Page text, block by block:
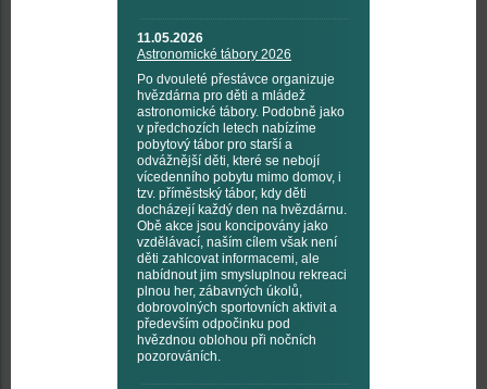
11.05.2026
Astronomické tábory 2026
Po dvouleté přestávce organizuje
hvězdárna pro děti a mládež
astronomické tábory. Podobně jako
v předchozích letech nabízíme
pobytový tábor pro starší a
odvážnější děti, které se nebojí
vícedenního pobytu mimo domov, i
tzv. příměstský tábor, kdy děti
docházejí každý den na hvězdárnu.
Obě akce jsou koncipovány jako
vzdělávací, naším cílem však není
děti zahlcovat informacemi, ale
nabídnout jim smysluplnou rekreaci
plnou her, zábavných úkolů,
dobrovolných sportovních aktivit a
především odpočinku pod
hvězdnou oblohou při nočních
pozorováních.